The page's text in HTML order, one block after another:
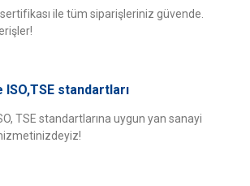
teşekkür ederiz.
bulunuyor.
daha pahalı.
alternatifler olmalı.
ile tüm siparişleriniz güvende.
ISO,TSE standartları
TSE standartlarına uygun yan sanayi